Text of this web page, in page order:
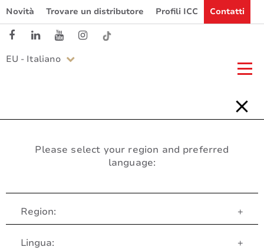
Novità Trovare un distributore Profili ICC Contatti
EU - Italiano
Please select your region and preferred
language:
Region: +
Lingua: +
Servizio clienti